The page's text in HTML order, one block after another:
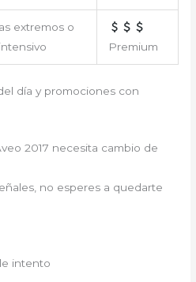
extremos o
Premium
día y promociones con
2017 necesita cambio de
no esperes a quedarte
intento